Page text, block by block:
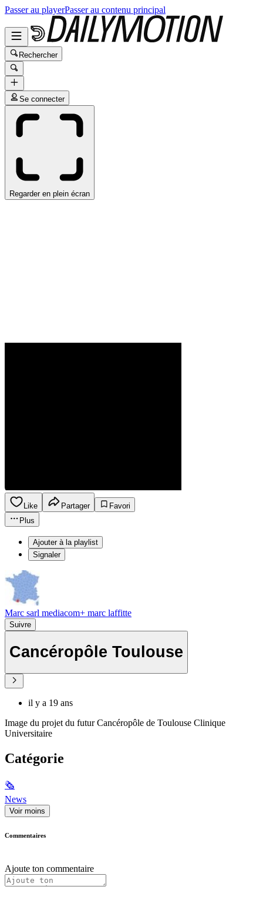
Passer au playerPasser au contenu principal
Rechercher
Se connecter
Regarder en plein écran
Like Partager
Favori
Plus
Ajouter à la playlist
Signaler
Marc sarl mediacom+ marc laffitte
Suivre
Cancéropôle Toulouse
il y a 19 ans
Image du projet du futur Cancéropôle de Toulouse Clinique
Universitaire
Catégorie
🗞
News
Voir moins
Commentaires
Ajoute ton commentaire